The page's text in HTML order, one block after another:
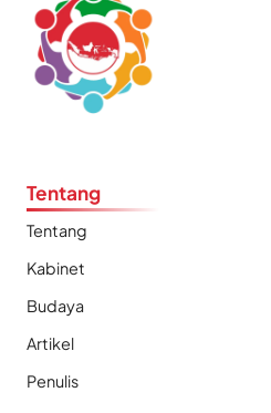
Tentang
Tentang
Kabinet
Budaya
Artikel
Penulis